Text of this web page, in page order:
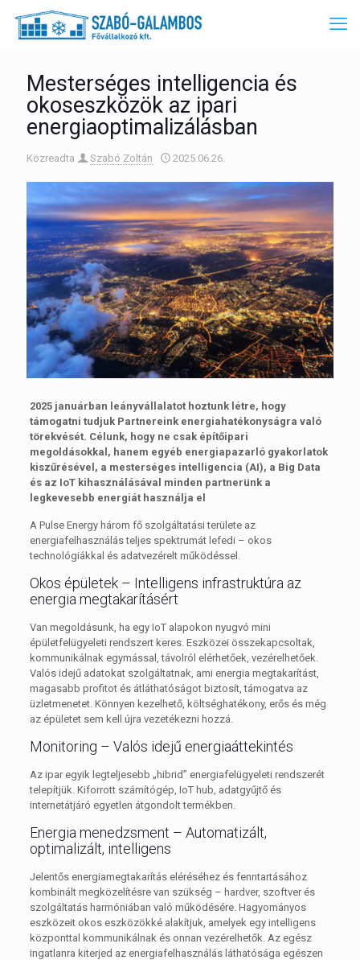
Mesterséges intelligencia és
okoseszközök az ipari
energiaoptimalizálásban
Közreadta Szabó Zoltán 2025.06.26.
2025 januárban leányvállalatot hoztunk létre, hogy
támogatni tudjuk Partnereink energiahatékonyságra való
törekvését. Célunk, hogy ne csak építőipari
megoldásokkal, hanem egyéb energiapazarló gyakorlatok
kiszűrésével, a mesterséges intelligencia (AI), a Big Data
és az IoT kihasználásával minden partnerünk a
legkevesebb energiát használja el
A Pulse Energy három fő szolgáltatási területe az
energiafelhasználás teljes spektrumát lefedi – okos
technológiákkal és adatvezérelt működéssel.
Okos épületek – Intelligens infrastruktúra az
energia megtakarításért
Van megoldásunk, ha egy IoT alapokon nyugvó mini
épületfelügyeleti rendszert keres. Eszközei összekapcsoltak,
kommunikálnak egymással, távolról elérhetőek, vezérelhetőek.
Valós idejű adatokat szolgáltatnak, ami energia megtakarítást,
magasabb profitot és átláthatóságot biztosít, támogatva az
üzletmenetet. Könnyen kezelhető, költséghatékony, erős és még
az épületet sem kell újra vezetékezni hozzá.
Monitoring – Valós idejű energiaáttekintés
Az ipar egyik legteljesebb „hibrid” energiafelügyeleti rendszerét
telepítjük. Kiforrott számítógép, IoT hub, adatgyűjtő és
internetátjáró egyetlen átgondolt termékben.
Energia menedzsment – Automatizált,
optimalizált, intelligens
Jelentős energiamegtakarítás eléréséhez és fenntartásához
kombinált megközelítésre van szükség – hardver, szoftver és
szolgáltatás harmóniában való működésére. Hagyományos
eszközeit okos eszközökké alakítjuk, amelyek egy intelligens
központtal kommunikálnak és onnan vezérelhetők. Az egész
ingatlanra kiterjed az energiafelhasználás láthatósága egészen